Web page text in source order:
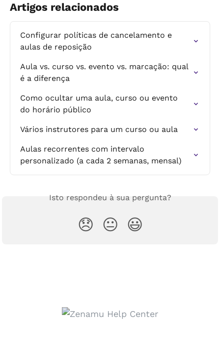
Artigos relacionados
Configurar políticas de cancelamento e
aulas de reposição
Aula vs. curso vs. evento vs. marcação: qual
é a diferença
Como ocultar uma aula, curso ou evento
do horário público
Vários instrutores para um curso ou aula
Aulas recorrentes com intervalo
personalizado (a cada 2 semanas, mensal)
Isto respondeu à sua pergunta?
😞 😐 😃